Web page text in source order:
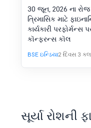
જાહેરાત -
મીટ - સૂચના
30 જૂન, 2026 ના
ત્રિમાસિક માટે
કાર્યકારી પરફોર્મન્સ
કૉન્ફરન્સ કૉલ
BSE ઇન્ડિયા2 દિવસ 3
સૂર્યા રોશની